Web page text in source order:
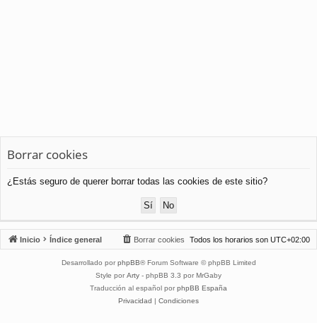
Borrar cookies
¿Estás seguro de querer borrar todas las cookies de este sitio?
Inicio Índice general Todos los horarios son UTC+02:00
Borrar cookies
Desarrollado por phpBB® Forum Software © phpBB Limited
Style por Arty - phpBB 3.3 por MrGaby
Traducción al español por phpBB España
Privacidad | Condiciones